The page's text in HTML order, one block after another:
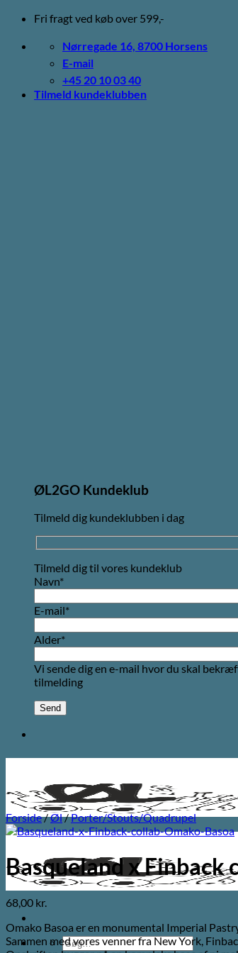
Fortsæt
indhold
Fri fragt ved køb over 599,-
Nørregade 16, 8700 Horsens
E-mail
+45 20 10 03 40
Tilmeld kundeklubben
ØL2GO Kundeklub
Tilmeld dig kundeklubben i dag
Tilmeld dig til vores kundeklub
Navn*
E-mail*
Alder*
Vi sende dig en e-mail hvor du skal
tilmelding
Søg
Forside/Øl/Porter/Stouts/Quadrupel
Basqueland x Finback
68,00 kr.
Omako Basoa er en monumental Imperial
Sammen med vores venner fra New York,